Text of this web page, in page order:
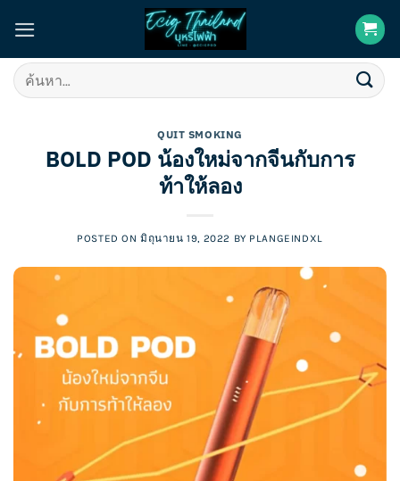
content
ค้นหา:
QUIT SMOKING
BOLD POD น้องใหม่จากจีนกับการ
ท้าให้ลอง
POSTED ONมิถุนายน 19, 2022 BY PLANGEINDXL